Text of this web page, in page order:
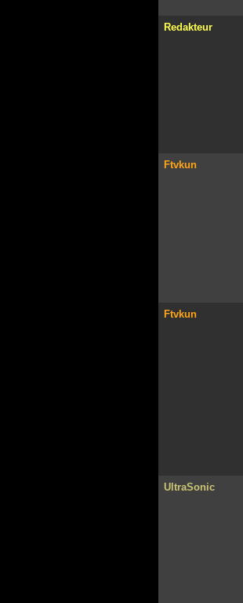
Redakteur
Ftvkun
Ftvkun
UltraSonic